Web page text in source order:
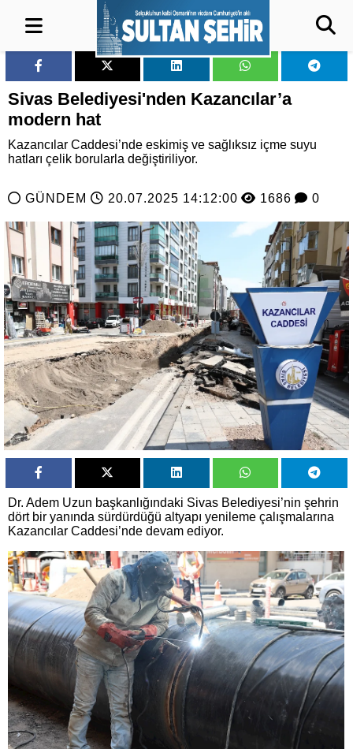
Sivas Belediyesi'nden Kazancılar’a
modern hat
Kazancılar Caddesi’nde eskimiş ve sağlıksız içme suyu
hatları çelik borularla değiştiriliyor.
GÜNDEM 20.07.2025 14:12:00 1686 0
Dr. Adem Uzun başkanlığındaki Sivas Belediyesi’nin şehrin
dört bir yanında sürdürdüğü altyapı yenileme çalışmalarına
Kazancılar Caddesi’nde devam ediyor.